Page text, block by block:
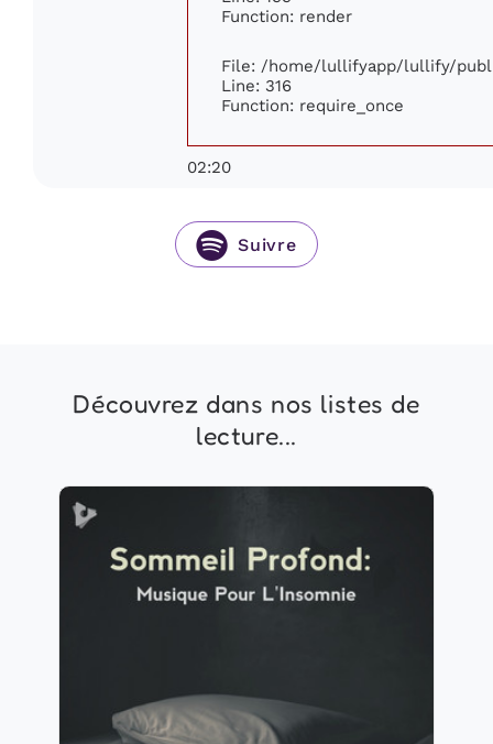
Function: render
File: /home/lullifyapp/lullify/
Line: 316
Function: require_once
02:20
Suivre
Découvrez dans nos listes de
lecture...
Sommeil Profond: Musique
Pour L'Insomnie
Jouer